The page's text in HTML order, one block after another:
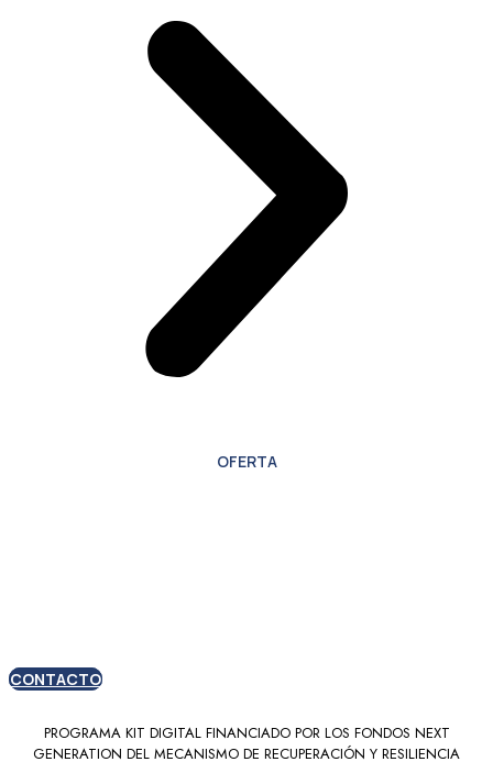
OFERTA
CONTACTO
PROGRAMA KIT DIGITAL FINANCIADO POR LOS FONDOS NEXT
GENERATION DEL MECANISMO DE RECUPERACIÓN Y RESILIENCIA